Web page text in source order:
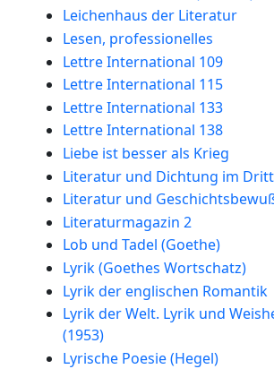
Leichenhaus der Literatur
Lesen, professionelles
Lettre International 109
Lettre International 115
Lettre International 133
Lettre International 138
Liebe ist besser als Krieg
Literatur und Dichtung im
Literatur und
Literaturmagazin 2
Lob und Tadel (Goethe)
Lyrik (Goethes Wortschatz)
Lyrik der englischen Romantik
Lyrik der Welt. Lyrik und
(1953)
Lyrische Poesie (Hegel)